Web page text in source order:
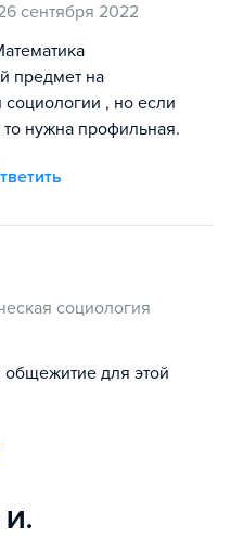
сентября 2022
предмет на
, но если
то нужна профильная.
социология
общежитие для этой
И.